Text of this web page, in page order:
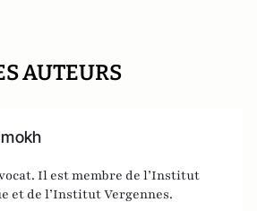
AUTEURS
Il est membre de l’Institut
et de l’Institut Vergennes.